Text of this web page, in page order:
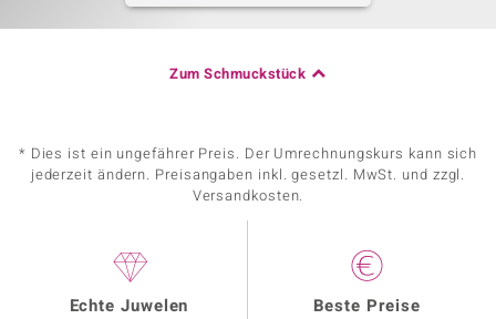
Zum Schmuckstück
* Dies ist ein ungefährer Preis. Der Umrechnungskurs kann sich
jederzeit ändern. Preisangaben inkl. gesetzl. MwSt. und zzgl.
Versandkosten.
Echte Juwelen Beste Preise